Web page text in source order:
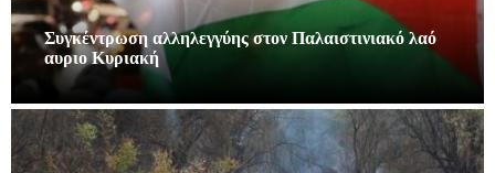
Συγκέντρωση αλληλεγγύης στον Παλαιστινιακό λαό
αυριο Κυριακή